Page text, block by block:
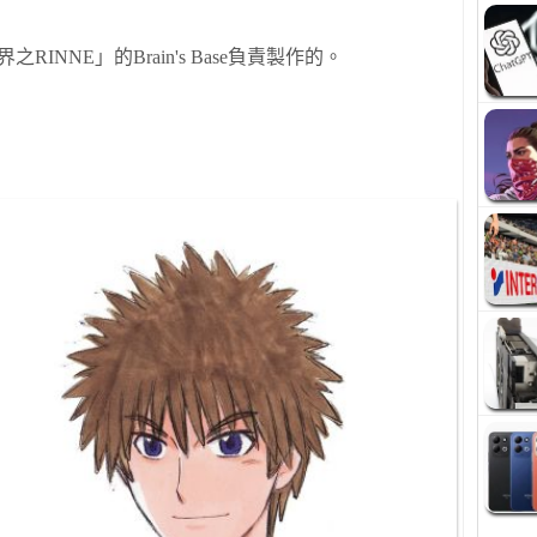
之RINNE 」 的Brain's Base負責製作的 。